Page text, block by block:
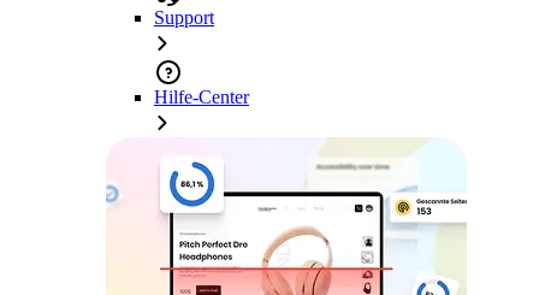
Support
Hilfe-Center